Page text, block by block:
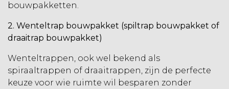
bouwpakketten.
2. Wenteltrap bouwpakket (spiltrap bouwpakket of
draaitrap bouwpakket)
Wenteltrappen, ook wel bekend als
spiraaltrappen of draaitrappen, zijn de perfecte
keuze voor wie ruimte wil besparen zonder